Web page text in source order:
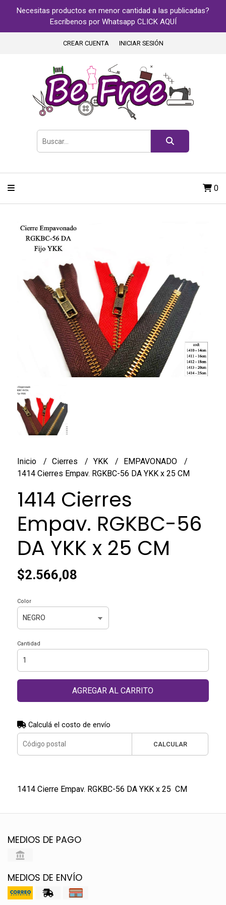
Necesitas productos en menor cantidad a las publicadas?
Escríbenos por Whatsapp CLICK AQUÍ
CREAR CUENTA INICIAR SESIÓN
0
Inicio Cierres YKK
EMPAVONADO
1414 Cierres Empav. RGKBC-56 DA YKK x 25 CM
1414 Cierres
Empav. RGKBC-56
DA YKK x 25 CM
$2.566,08
Color
Cantidad
AGREGAR AL CARRITO
Calculá el costo de envío
CALCULAR
1414 Cierre Empav. RGKBC-56 DA YKK x 25 CM
MEDIOS DE PAGO
MEDIOS DE ENVÍO